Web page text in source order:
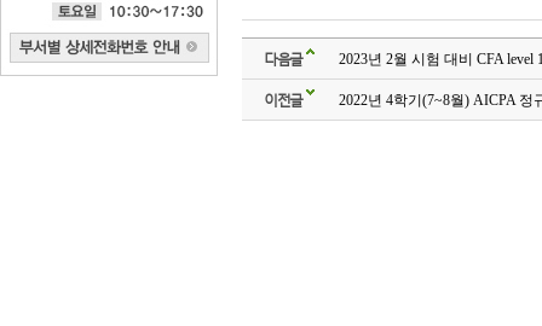
다음글 2023년 2월 시험 대비 CFA level
이전글 2022년 4학기(7~8월) AICPA